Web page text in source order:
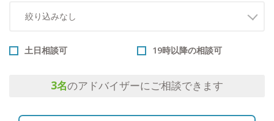
土日相談可 19時以降の相談可
3名のアドバイザーにご相談できます